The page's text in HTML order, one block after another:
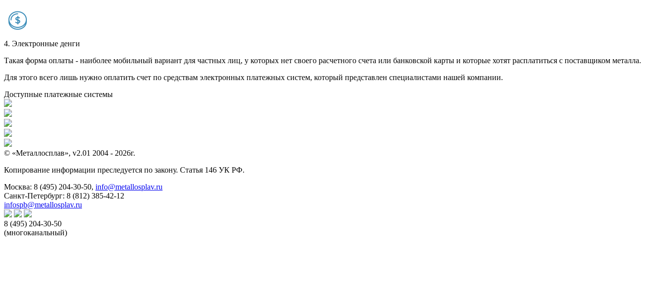
4. Электронные денги
Такая форма оплаты - наиболее мобильный вариант для частных лиц, у которых нет своего расчетного счета или банковской карты и которые хотят расплатиться с поставщиком металла.
Для этого всего лишь нужно оплатить счет по средствам электронных платежных систем, который представлен специалистами нашей компании.
Доступные платежные системы
© «Металлосплав», v2.01 2004 - 2026г.
Копирование информации преследуется по закону. Статья 146 УК РФ.
Москва: 8 (495) 204-30-50, info@metallosplav.ru
Санкт-Петербург: 8 (812) 385-42-12
infospb@metallosplav.ru
8 (495) 204-30-50
(многоканальный)